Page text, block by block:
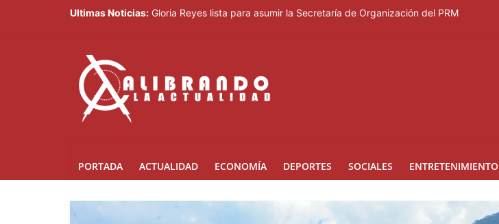
Ultimas Noticias: Gloria Reyes lista para asumir la Secretaría de Organización del PRM
PORTADA ACTUALIDAD ECONOMÍA DEPORTES SOCIALES ENTRETENIMIENTO